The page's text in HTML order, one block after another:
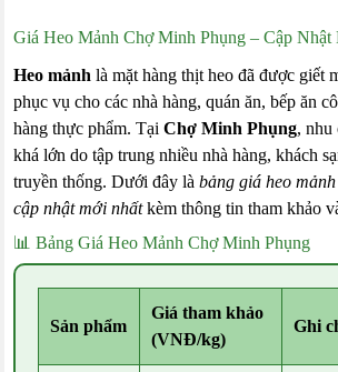
Giá Heo Mảnh Chợ Minh Phụng – Cập Nhật
Heo mảnh là mặt hàng thịt heo đã được giết
phục vụ cho các nhà hàng, quán ăn, bếp ăn
hàng thực phẩm. TạiChợ Minh Phụng, nhu
khá lớn do tập trung nhiều nhà hàng, khách
truyền thống. Dưới đây làbảng giá heo
cập nhật mới nhấtkèm thông tin tham khảo
📊 Bảng Giá Heo Mảnh Chợ Minh Phụng
Sản phẩm
Giá tham khảo
(VNĐ/kg)
Ghi